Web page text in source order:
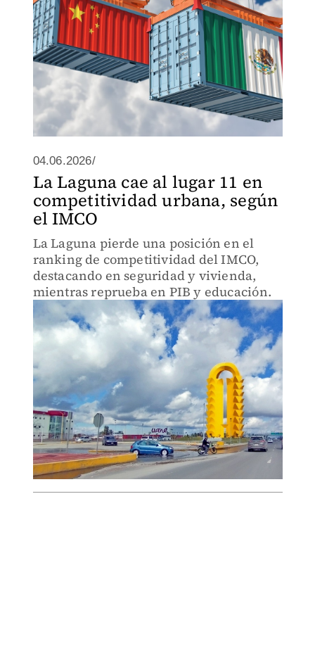
04.06.2026/
La Laguna cae al lugar 11 en
competitividad urbana, según
el IMCO
La Laguna pierde una posición en el
ranking de competitividad del IMCO,
destacando en seguridad y vivienda,
mientras reprueba en PIB y educación.